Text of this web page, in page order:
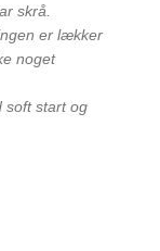
skrå.
er lækker
noget
soft start og